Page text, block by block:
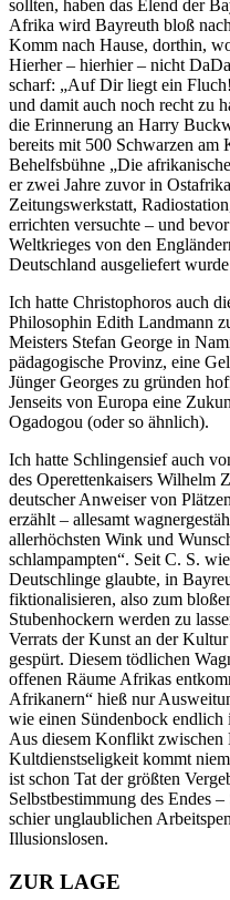
sollten, haben das Elend der
Afrika wird Bayreuth bloß
Komm nach Hause, dorthin,
Hierher – hierhier – nicht
scharf: „Auf Dir liegt ein
und damit auch noch recht zu
die Erinnerung an Harry
bereits mit 500 Schwarzen am
Behelfsbühne „Die
er zwei Jahre zuvor in
Zeitungswerkstatt,
errichten versuchte – und
Weltkrieges von den
Deutschland ausgeliefert
Ich hatte Christophoros auch
Philosophin Edith Landmann
Meisters Stefan George in
pädagogische Provinz, eine
Jünger Georges zu gründen
Jenseits von Europa eine
Ogadogou (oder so ähnlich).
Ich hatte Schlingensief auch
des Operettenkaisers Wilhelm
deutscher Anweiser von
erzählt – allesamt
allerhöchsten Wink und
schlampampten“. Seit C. S.
Deutschlinge glaubte, in
fiktionalisieren, also zum
Stubenhockern werden zu
Verrats der Kunst an der
gespürt. Diesem tödlichen
offenen Räume Afrikas
Afrikanern“ hieß nur
wie einen Sündenbock endlich
Aus diesem Konflikt zwischen
Kultdienstseligkeit kommt
ist schon Tat der größten
Selbstbestimmung des Endes
schier unglaublichen
Illusionslosen.
ZUR LAGE